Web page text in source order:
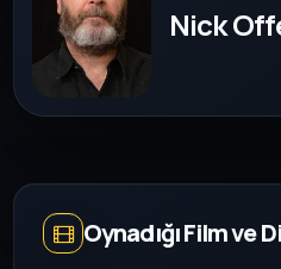
Nick
Oynadığı Film ve